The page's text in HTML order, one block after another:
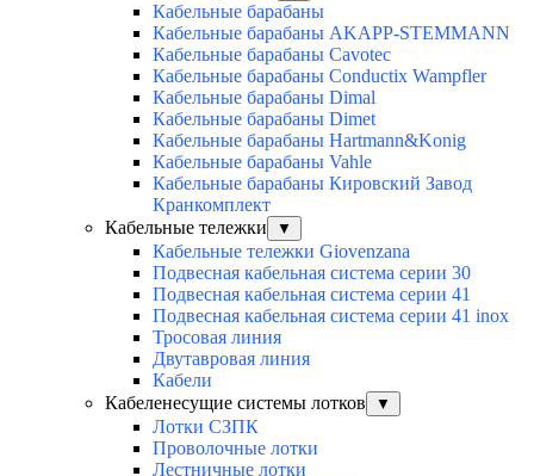
Кабельные барабаны
Кабельные барабаны AKAPP-STEMMANN
Кабельные барабаны Cavotec
Кабельные барабаны Conductix Wampfler
Кабельные барабаны Dimal
Кабельные барабаны Dimet
Кабельные барабаны Hartmann&Konig
Кабельные барабаны Vahle
Кабельные барабаны Кировский Завод
Кранкомплект
Кабельные тележки
▼
Кабельные тележки Giovenzana
Подвесная кабельная система серии 30
Подвесная кабельная система серии 41
Подвесная кабельная система серии 41 inox
Тросовая линия
Двутавровая линия
Кабели
Кабеленесущие системы лотков
▼
Лотки СЗПК
Проволочные лотки
Лестничные лотки